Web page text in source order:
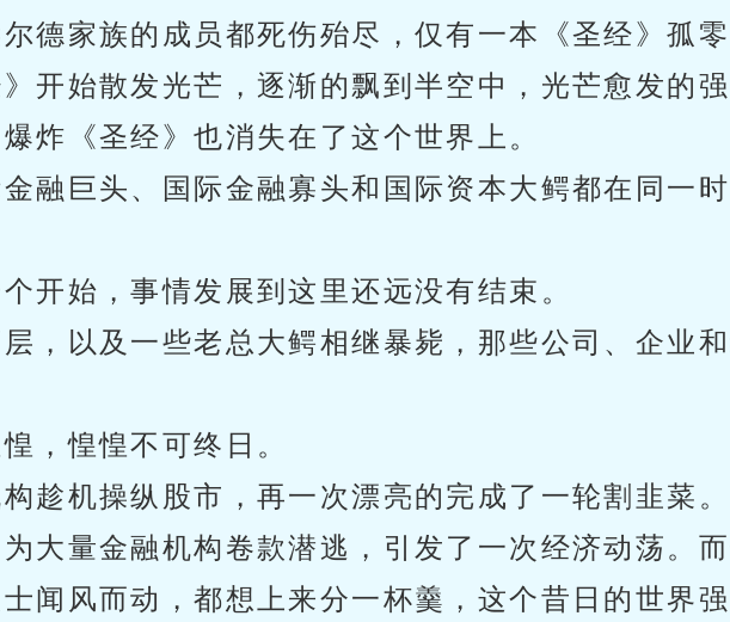
德家族的成员都死伤殆尽，仅有一本《圣经》孤
开始散发光芒，逐渐的飘到半空中，光芒愈发的强
炸《圣经》也消失在了这个世界上。
融巨头、国际金融寡头和国际资本大鳄都在同一
开始，事情发展到这里还远没有结束。
，以及一些老总大鳄相继暴毙，那些公司、企业
，惶惶不可终日。
趁机操纵股市，再一次漂亮的完成了一轮割韭菜。
大量金融机构卷款潜逃，引发了一次经济动荡。
闻风而动，都想上来分一杯羹，这个昔日的世界